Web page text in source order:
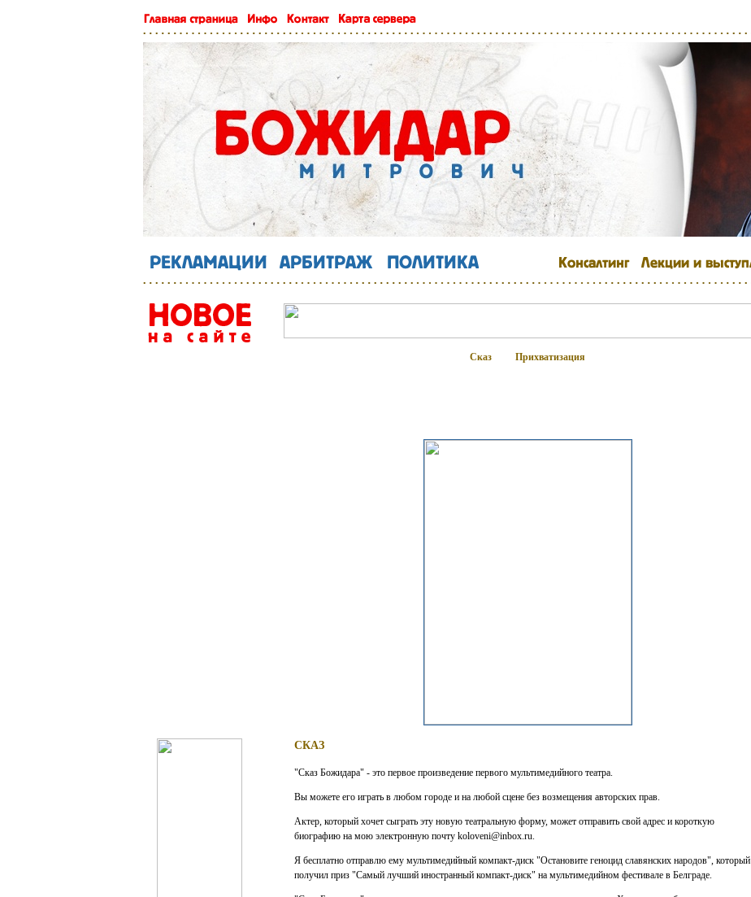
Сказ Прихватизация
СКАЗ
"Сказ Божидара" - это первое произведение первого мультимедийного театра.
Вы можете его играть в любом городе и на любой сцене без возмещения авторских прав.
Актер, который хочет сыграть эту новую театральную форму, может отправить свой адрес и короткую
биографию на мою электронную почту koloveni@inbox.ru.
Я бесплатно отправлю ему мультимедийный компакт-диск "Остановите геноцид славянских народов", который
получил приз "Самый лучший иностранный компакт-диск" на мультимедийном фестивале в Белграде.